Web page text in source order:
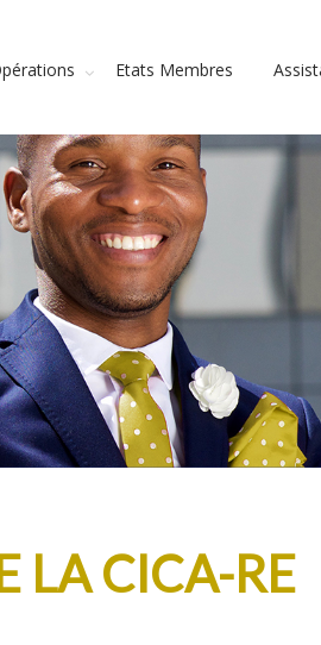
Etats Membres
LA CICA-RE